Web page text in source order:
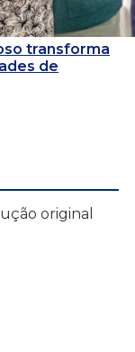
transforma
de
original